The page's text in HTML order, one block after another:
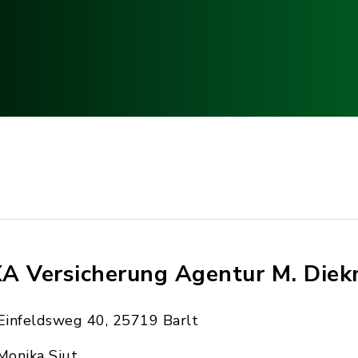
Versicherung Agentur M.
40, 25719 Barlt